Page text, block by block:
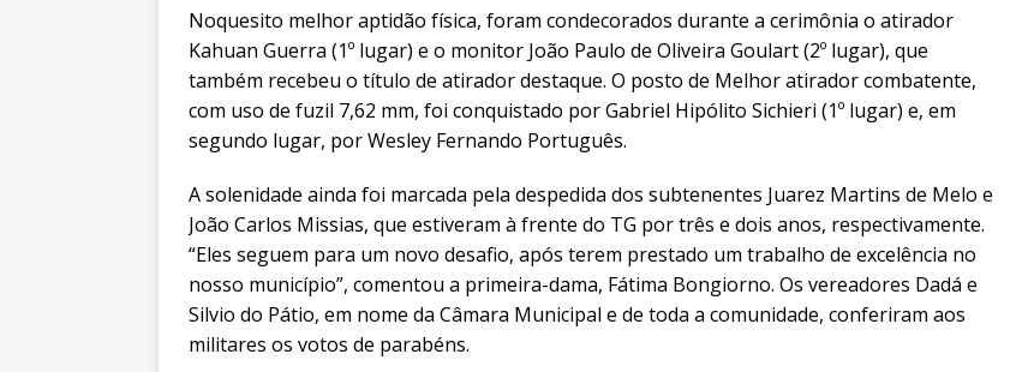
Noquesito melhor aptidão física, foram condecorados durante a cerimônia o atirador
Kahuan Guerra (1º lugar) e o monitor João Paulo de Oliveira Goulart (2º lugar), que
também recebeu o título de atirador destaque. O posto de Melhor atirador combatente,
com uso de fuzil 7,62 mm, foi conquistado por Gabriel Hipólito Sichieri (1º lugar) e, em
segundo lugar, por Wesley Fernando Português.
A solenidade ainda foi marcada pela despedida dos subtenentes Juarez Martins de Melo e
João Carlos Missias, que estiveram à frente do TG por três e dois anos, respectivamente.
“Eles seguem para um novo desafio, após terem prestado um trabalho de excelência no
nosso município”, comentou a primeira-dama, Fátima Bongiorno. Os vereadores Dadá e
Silvio do Pátio, em nome da Câmara Municipal e de toda a comunidade, conferiram aos
militares os votos de parabéns.